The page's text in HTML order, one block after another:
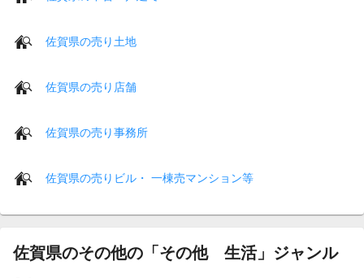
佐賀県の売り土地
佐賀県の売り店舗
佐賀県の売り事務所
佐賀県の売りビル・ 一棟売マンション等
佐賀県のその他の「その他 生活」ジャンル